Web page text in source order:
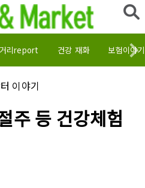
리report 건강 재화 보험이야기
이야기
주 등 건강체험